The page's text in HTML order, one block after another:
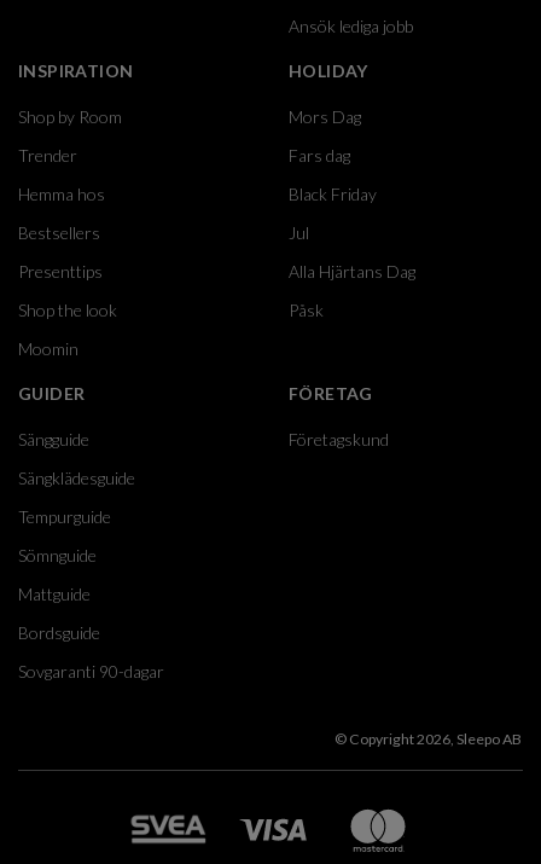
Ansök lediga jobb
INSPIRATION
Shop by Room
Trender
Hemma hos
Bestsellers
Presenttips
Shop the look
Moomin
HOLIDAY
Mors Dag
Fars dag
Black Friday
Jul
Alla Hjärtans Dag
Påsk
GUIDER
Sängguide
Sängklädesguide
Tempurguide
Sömnguide
Mattguide
Bordsguide
Sovgaranti 90-dagar
FÖRETAG
Företagskund
© Copyright 2026, Sleepo AB